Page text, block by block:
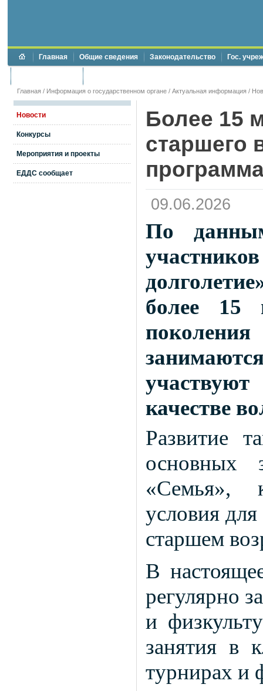
Главная Общие сведения Законодательство Гос.
Главная / Информация о государственном органе / Актуальная информация /
Новости
Конкурсы
Мероприятия и проекты
ЕДДС сообщает
Более 15
старшего
09.06.2026
По
более 15
качестве
Развитие
основных
«Семья»,
условия
старшем
В
регулярно
и
занятия в
турнирах и